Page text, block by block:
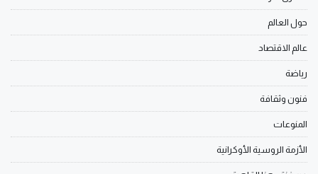
حول العالم
عالم الاقتصاد
رياضة
فنون وثقافة
المنوعات
الأزمة الروسية الأوكرانية